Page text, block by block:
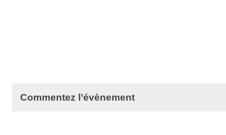
Commentez l’évènement